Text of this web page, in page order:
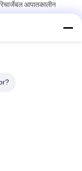
आपातकालीन
कन्वर्जन किट सेल्फ
और 110-240V इनपुट